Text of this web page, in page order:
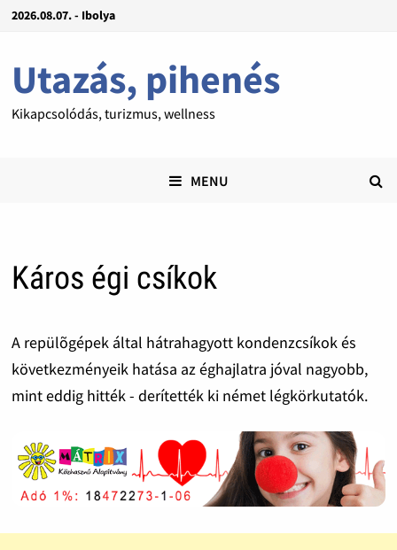
2026.08.07. - Ibolya
Utazás, pihenés
Kikapcsolódás, turizmus, wellness
MENU
Káros égi csíkok
A repülõgépek által hátrahagyott kondenzcsíkok és
következményeik hatása az éghajlatra jóval nagyobb,
mint eddig hitték - derítették ki német légkörkutatók.